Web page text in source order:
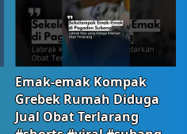
Emak-emak Kompak
Grebek Rumah Diduga
Jual Obat Terlarang